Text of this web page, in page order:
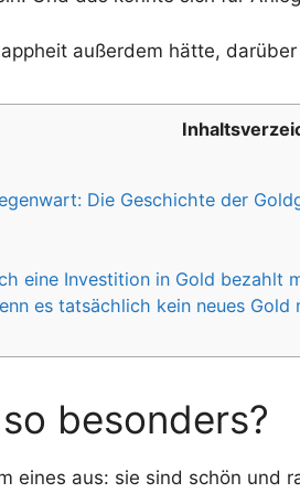
außerdem hätte,
Die Geschichte der
eine Investition in Gold bezahlt
es tatsächlich kein neues Gold
besonders?
eines aus: sie sind schön und